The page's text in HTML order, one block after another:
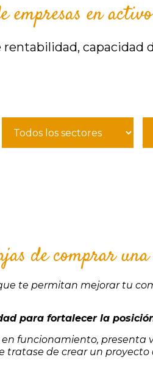
empresas en activo
capacidad
de comprar
te permitan mejorar tu
para fortalecer la
funcionamiento, presenta
tratase de crear un proyecto